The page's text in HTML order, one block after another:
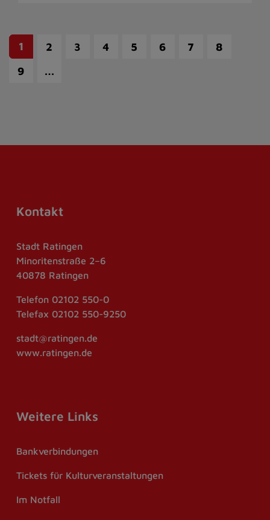
1 2 3 4 5 6 7
8
9
…
Kontakt
Stadt Ratingen
Minoritenstraße 2–6
40878 Ratingen
Telefon 02102 550-0
Telefax 02102 550-9250
stadt@ratingen.de
www.ratingen.de
Weitere Links
Bankverbindungen
Tickets für Kulturveranstaltungen
Im Notfall